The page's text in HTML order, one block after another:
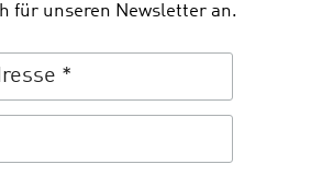
für unseren Newsletter an.